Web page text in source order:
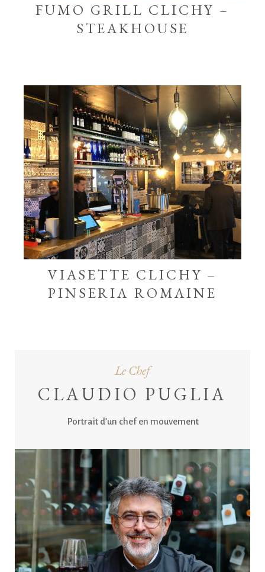
FUMO GRILL CLICHY –
STEAKHOUSE
VIASETTE CLICHY –
PINSERIA ROMAINE
Le Chef
CLAUDIO PUGLIA
Portrait d’un chef en mouvement